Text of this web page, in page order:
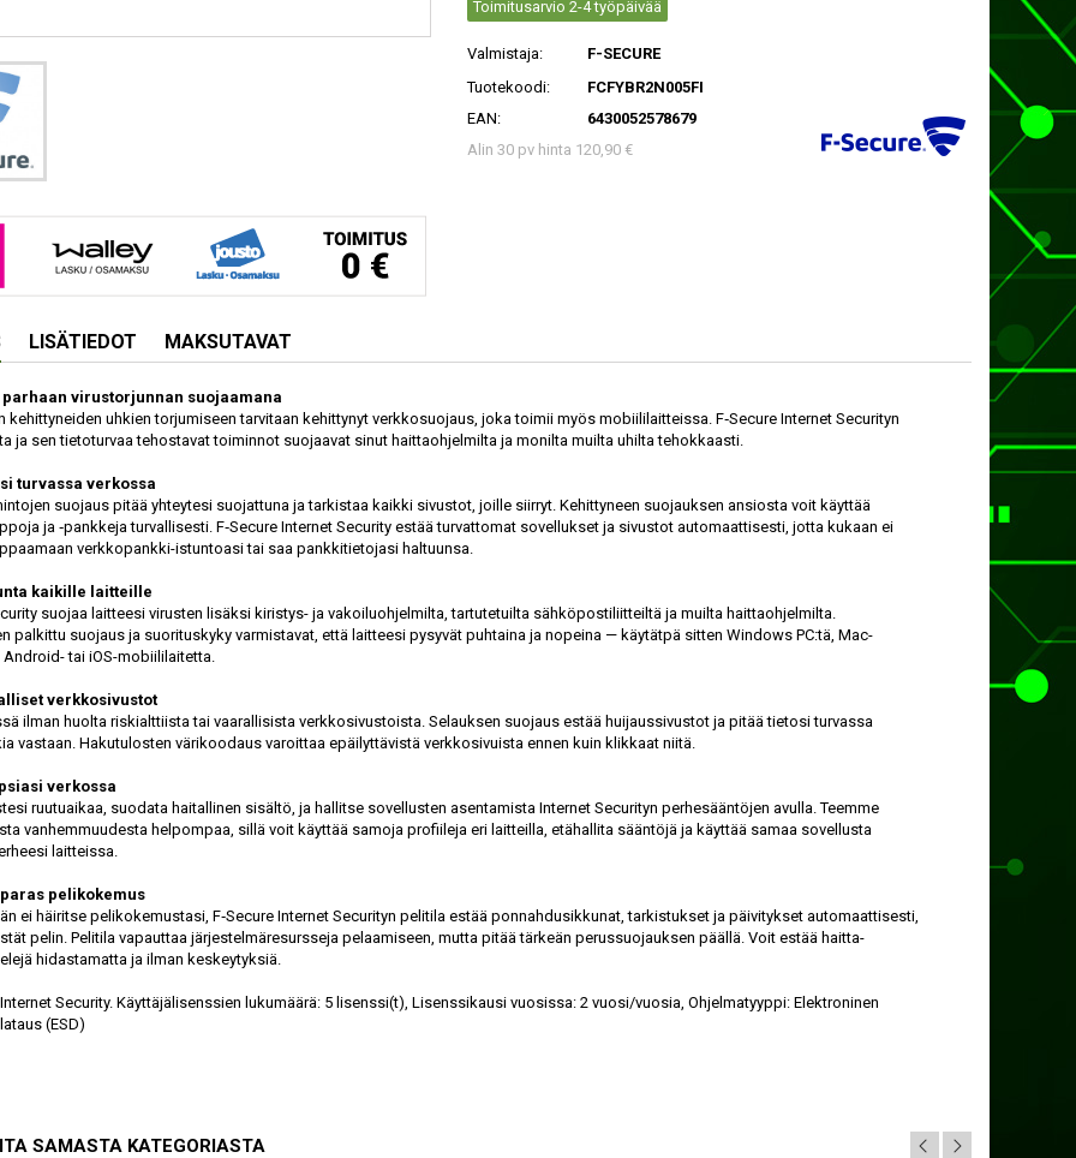
Toimitusarvio 2-4 työpäivää
Valmistaja:
F-SECURE
Tuotekoodi:
FCFYBR2N005FI
EAN:
6430052578679
Alin 30 pv hinta 120,90 €
LISÄTIEDOT MAKSUTAVAT
parhaan virus­torjunnan suojaamana
kehittyneiden uhkien torjumiseen tarvitaan kehittynyt verkko­suojaus, joka toimii myös mobiili­laitteissa. F‑Secure Internet Securityn
ja sen tieto­turvaa tehostavat toiminnot suojaavat sinut haitta­ohjelmilta ja monilta muilta uhilta tehokkaasti.
turvassa verkossa
suojaus pitää yhteytesi suojattuna ja tarkistaa kaikki sivustot, joille siirryt. Kehittyneen suojauksen ansiosta voit käyttää
ja ‑pankkeja turvallisesti. F‑Secure Internet Security estää turvattomat sovellukset ja sivustot automaattisesti, jotta kukaan ei
verkko­pankki-istuntoasi tai saa pankki­tietojasi haltuunsa.
kaikille laitteille
suojaa laitteesi virusten lisäksi kiristys- ja vakoilu­ohjelmilta, tartutetuilta sähkö­posti­liitteiltä ja muilta haitta­ohjelmilta.
palkittu suojaus ja suoritus­kyky varmistavat, että laitteesi pysyvät puhtaina ja nopeina — käytätpä sitten Windows PC:tä, Mac-
Android- tai iOS-mobiili­laitetta.
verkko­sivustot
ilman huolta riski­alttiista tai vaarallisista verkko­sivustoista. Selauksen suojaus estää huijaus­sivustot ja pitää tietosi turvassa
vastaan. Haku­tulosten väri­koodaus varoittaa epäilyttävistä verkko­sivuista ennen kuin klikkaat niitä.
verkossa
ruutu­aikaa, suodata haitallinen sisältö, ja hallitse sovellusten asentamista Internet Securityn perhe­sääntöjen avulla. Teemme
vanhemmuudesta helpompaa, sillä voit käyttää samoja profiileja eri laitteilla, etä­hallita sääntöjä ja käyttää samaa sovellusta
laitteissa.
peli­kokemus
ei häiritse peli­kokemustasi, F‑Secure Internet Securityn peli­tila estää ponnahdus­ikkunat, tarkistukset ja päivitykset automaattisesti,
pelin. Peli­tila vapauttaa järjestelmä­resursseja pelaamiseen, mutta pitää tärkeän perus­suojauksen päällä. Voit estää haitta­
hidastamatta ja ilman keskeytyksiä.
Internet Security. Käyttäjälisenssien lukumäärä: 5 lisenssi(t), Lisenssikausi vuosissa: 2 vuosi/vuosia, Ohjelmatyyppi: Elektroninen
(ESD)
SAMASTA KATEGORIASTA